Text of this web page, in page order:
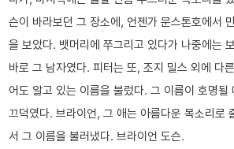
슨이 바라보던 그 장소에, 언젠가 문스톤호에서
을 보았다. 뱃머리에 쭈그리고 있다가 나중에는
바로 그 남자였다. 피터는 또, 조지 밀스 외에 다
어도 알고 있는 이름을 불렀다. 그 이름이 호명될
끄덕였다. 브라이언, 그 애는 아름다운 목소리로
서 그 이름을 불러냈다. 브라이언 도슨.